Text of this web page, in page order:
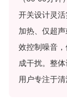
开关设计灵
加热、仅超
效控制噪音
成干扰。整
用户专注于清